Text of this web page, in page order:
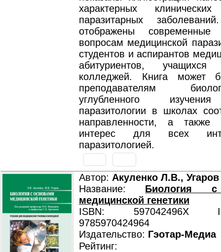
характерных
паразитарных
отображены
вопросам медицинской
студентов и аспирантов
абитуриентов, учащихся
колледжей. Книга может
преподавателям
углубленного
паразитологии в школах
направленности, а также
интерес для всех
паразитологией.
Автор: Акуленко Л.В.,
Название: Биология
медицинской генетики
ISBN: 597042496X
9785970424964
Издательство: Гэотар-Медиа
Рейтинг: